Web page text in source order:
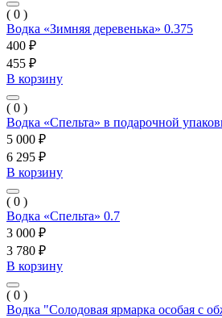
( 0 )
Водка «Зимняя деревенька» 0.375
400 ₽
455 ₽
В корзину
( 0 )
Водка «Спельта» в подарочной
5 000 ₽
6 295 ₽
В корзину
( 0 )
Водка «Спельта» 0.7
3 000 ₽
3 780 ₽
В корзину
( 0 )
Водка "Солодовая ярмарка особая с